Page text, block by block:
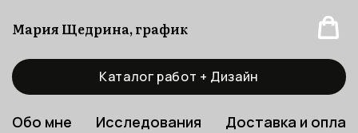
Мария Щедрина, график
Каталог работ + Дизайн
Обо мне Исследования Доставка и